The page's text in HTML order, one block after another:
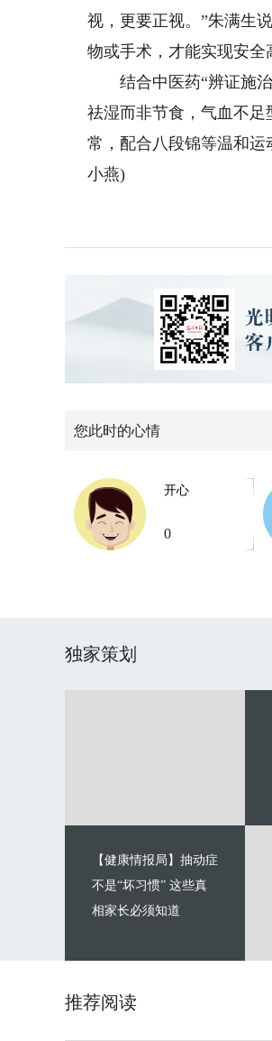
视，更要正视。”朱满生
物或手术，才能实现安全
结合中医药“辨证施治
祛湿而非节食，气血不
常，配合八段锦等温和
小燕)
您此时的心情
开心
0
独家策划
【健康情报局】抽动症
不是“坏习惯” 这些真
相家长必须知道
推荐阅读